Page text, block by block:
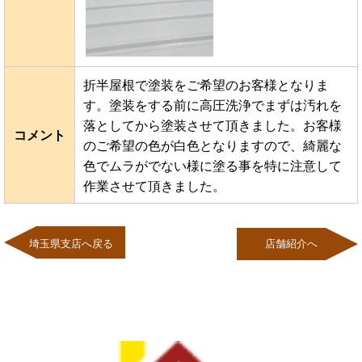
コメント
折半屋根で塗装をご希望のお客様となりま
す。塗装をする前に高圧洗浄でまずは汚れを
落としてから塗装させて頂きました。お客様
のご希望の色が白色となりますので、綺麗な
色でムラがでない様に塗る事を特に注意して
作業させて頂きました。
埼玉県支店へ戻る 店舗紹介へ